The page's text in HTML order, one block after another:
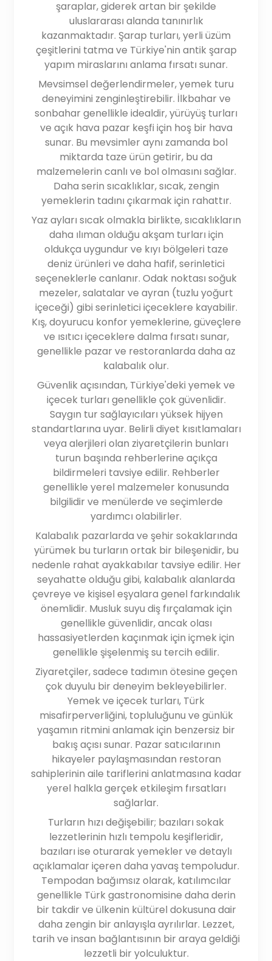
şaraplar, giderek artan bir şekilde
uluslararası alanda tanınırlık
kazanmaktadır. Şarap turları, yerli üzüm
çeşitlerini tatma ve Türkiye'nin antik şarap
yapım miraslarını anlama fırsatı sunar.
Mevsimsel değerlendirmeler, yemek turu
deneyimini zenginleştirebilir. İlkbahar ve
sonbahar genellikle idealdir, yürüyüş turları
ve açık hava pazar keşfi için hoş bir hava
sunar. Bu mevsimler aynı zamanda bol
miktarda taze ürün getirir, bu da
malzemelerin canlı ve bol olmasını sağlar.
Daha serin sıcaklıklar, sıcak, zengin
yemeklerin tadını çıkarmak için rahattır.
Yaz ayları sıcak olmakla birlikte, sıcaklıkların
daha ılıman olduğu akşam turları için
oldukça uygundur ve kıyı bölgeleri taze
deniz ürünleri ve daha hafif, serinletici
seçeneklerle canlanır. Odak noktası soğuk
mezeler, salatalar ve ayran (tuzlu yoğurt
içeceği) gibi serinletici içeceklere kayabilir.
Kış, doyurucu konfor yemeklerine, güveçlere
ve ısıtıcı içeceklere dalma fırsatı sunar,
genellikle pazar ve restoranlarda daha az
kalabalık olur.
Güvenlik açısından, Türkiye'deki yemek ve
içecek turları genellikle çok güvenlidir.
Saygın tur sağlayıcıları yüksek hijyen
standartlarına uyar. Belirli diyet kısıtlamaları
veya alerjileri olan ziyaretçilerin bunları
turun başında rehberlerine açıkça
bildirmeleri tavsiye edilir. Rehberler
genellikle yerel malzemeler konusunda
bilgilidir ve menülerde ve seçimlerde
yardımcı olabilirler.
Kalabalık pazarlarda ve şehir sokaklarında
yürümek bu turların ortak bir bileşenidir, bu
nedenle rahat ayakkabılar tavsiye edilir. Her
seyahatte olduğu gibi, kalabalık alanlarda
çevreye ve kişisel eşyalara genel farkındalık
önemlidir. Musluk suyu diş fırçalamak için
genellikle güvenlidir, ancak olası
hassasiyetlerden kaçınmak için içmek için
genellikle şişelenmiş su tercih edilir.
Ziyaretçiler, sadece tadımın ötesine geçen
çok duyulu bir deneyim bekleyebilirler.
Yemek ve içecek turları, Türk
misafirperverliğini, topluluğunu ve günlük
yaşamın ritmini anlamak için benzersiz bir
bakış açısı sunar. Pazar satıcılarının
hikayeler paylaşmasından restoran
sahiplerinin aile tariflerini anlatmasına kadar
yerel halkla gerçek etkileşim fırsatları
sağlarlar.
Turların hızı değişebilir; bazıları sokak
lezzetlerinin hızlı tempolu keşifleridir,
bazıları ise oturarak yemekler ve detaylı
açıklamalar içeren daha yavaş tempoludur.
Tempodan bağımsız olarak, katılımcılar
genellikle Türk gastronomisine daha derin
bir takdir ve ülkenin kültürel dokusuna dair
daha zengin bir anlayışla ayrılırlar. Lezzet,
tarih ve insan bağlantısının bir araya geldiği
lezzetli bir yolculuktur.